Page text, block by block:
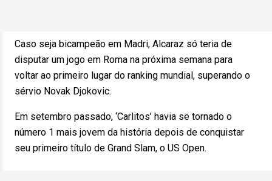
Caso seja bicampeão em Madri, Alcaraz só teria de
disputar um jogo em Roma na próxima semana para
voltar ao primeiro lugar do ranking mundial, superando o
sérvio Novak Djokovic.
Em setembro passado, ‘Carlitos’ havia se tornado o
número 1 mais jovem da história depois de conquistar
seu primeiro título de Grand Slam, o US Open.